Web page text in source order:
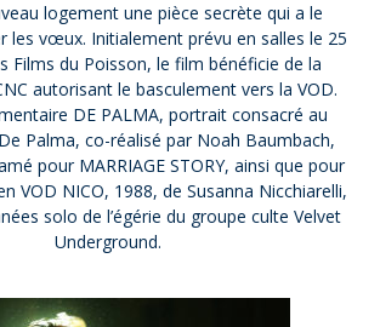
logement une pièce secrète qui a le
les vœux. Initialement prévu en salles le 25
Films du Poisson, le film bénéficie de la
autorisant le basculement vers la VOD.
DE PALMA, portrait consacré au
Palma, co-réalisé par Noah Baumbach,
pour MARRIAGE STORY, ainsi que pour
VOD NICO, 1988, de Susanna Nicchiarelli,
solo de l’égérie du groupe culte Velvet
Underground.